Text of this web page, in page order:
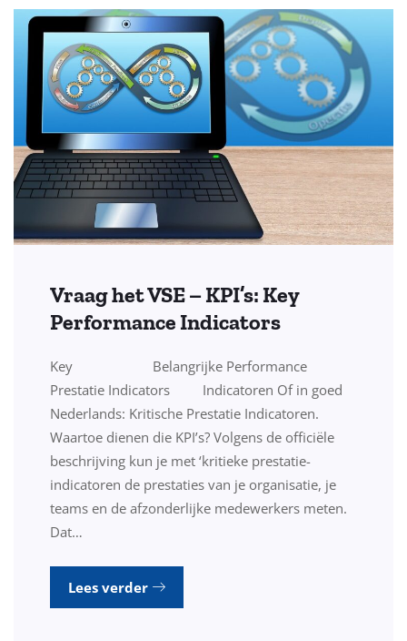
Vraag het VSE – KPI’s: Key
Performance Indicators
Key Belangrijke Performance
Prestatie Indicators Indicatoren Of in goed
Nederlands: Kritische Prestatie Indicatoren.
Waartoe dienen die KPI’s? Volgens de officiële
beschrijving kun je met ‘kritieke prestatie-
indicatoren de prestaties van je organisatie, je
teams en de afzonderlijke medewerkers meten.
Dat…
Lees verder